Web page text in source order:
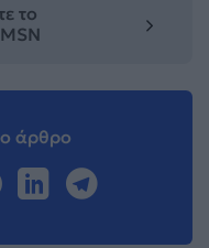
το
άρθρο